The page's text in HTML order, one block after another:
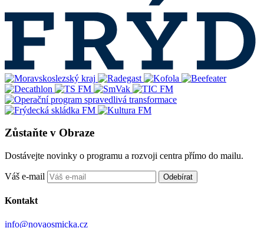
Zůstaňte v Obraze
Dostávejte novinky o programu a rozvoji centra přímo do mailu.
Váš e-mail Odebírat
Kontakt
info@novaosmicka.cz